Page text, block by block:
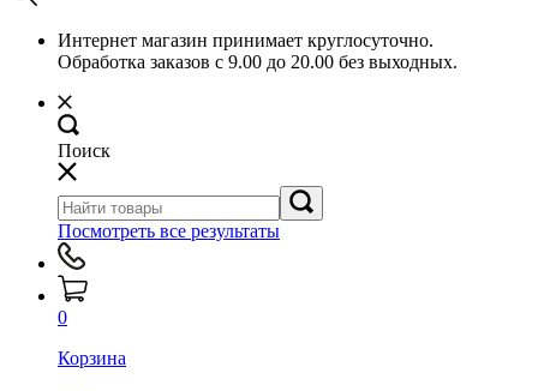
Интернет магазин принимает круглосуточно.
Обработка заказов с 9.00 до 20.00 без выходных.
Поиск
Посмотреть все результаты
0
Корзина